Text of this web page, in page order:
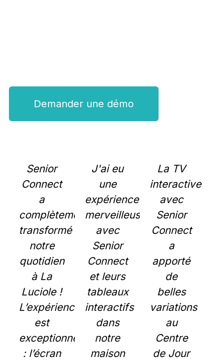
Demander une démo
Senior
Connect
a
complètement
transformé
notre
quotidien
à La
Luciole !
L’expérience
est
exceptionnelle
: l’écran
J'ai eu
une
expérience
merveilleuse
avec
Senior
Connect
et leurs
tableaux
interactifs
dans
notre
maison
La TV
interactive
avec
Senior
Connect
a
apporté
de
belles
variations
au
Centre
de Jour